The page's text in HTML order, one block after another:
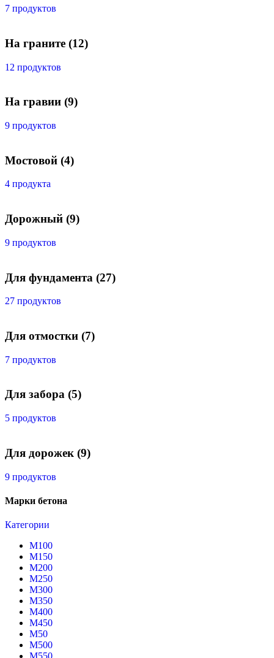
7 продуктов
На граните (12)
12 продуктов
На гравии (9)
9 продуктов
Мостовой (4)
4 продукта
Дорожный (9)
9 продуктов
Для фундамента (27)
27 продуктов
Для отмостки (7)
7 продуктов
Для забора (5)
5 продуктов
Для дорожек (9)
9 продуктов
Марки бетона
Категории
М100
М150
М200
М250
М300
М350
М400
М450
М50
М500